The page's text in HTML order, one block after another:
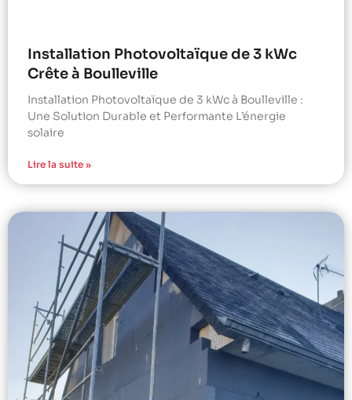
Installation Photovoltaïque de 3 kWc
Crête à Boulleville
Installation Photovoltaïque de 3 kWc à Boulleville :
Une Solution Durable et Performante L’énergie
solaire
Lire la suite »